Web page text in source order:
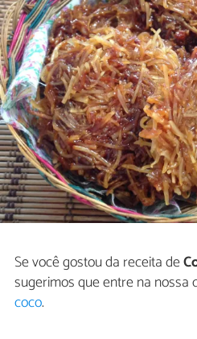
Se você gostou da receita de
sugerimos que entre na nossa
coco.